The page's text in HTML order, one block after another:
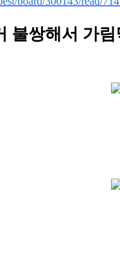
불쌍해서 가